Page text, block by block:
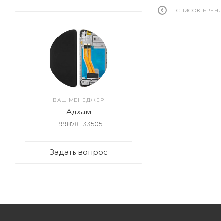
СПИСОК
ВАШ МЕНЕДЖЕР
Адхам
+998781133505
Задать вопрос